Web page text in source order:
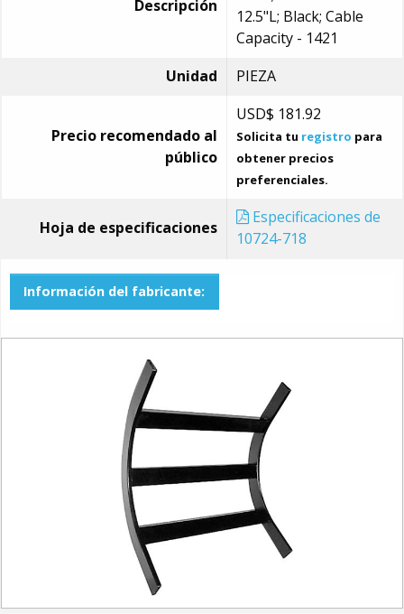
Descripción
12.5"L; Black; Cable
Capacity - 1421
Unidad
PIEZA
Precio recomendado al
público
USD$ 181.92
Solicita tu registro para
obtener precios
preferenciales.
Hoja de especificaciones
Especificaciones de
10724-718
Información del fabricante: